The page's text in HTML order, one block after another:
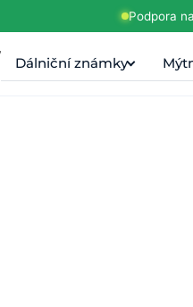
Podpora
Dálniční známky